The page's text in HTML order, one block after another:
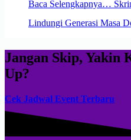
Baca Selengkapnya…
Lindungi Generasi Masa
Jangan Skip, Yakin
Up?
Cek Jadwal Event Terbaru